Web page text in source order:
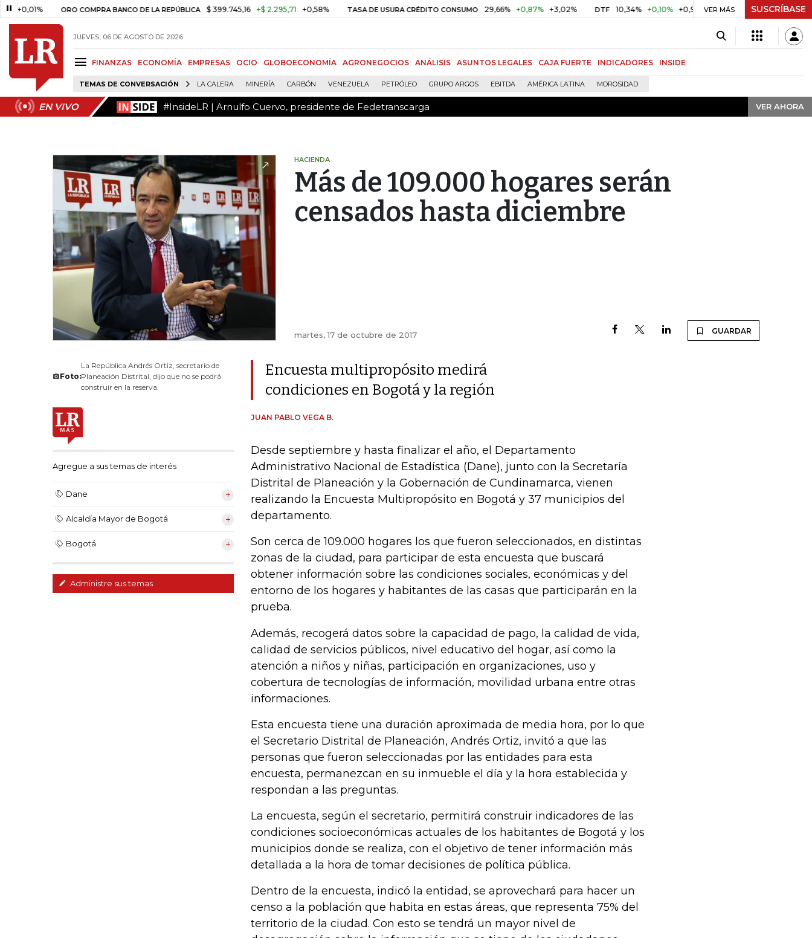
ORO COMPRA BANCO DE LA REPÚBLICA $ 399.745,16 +$ 2.295,71 +0,58% TASA DE USURA CRÉDITO CONSUMO 29,66% +0,87% +3,02% DTF 10,34% +0,10% +0,98% UVR $ 416,86 +$ 0,05
VER MÁS SUSCRÍBASE
JUEVES, 06 DE AGOSTO DE 2026
FINANZAS ECONOMÍA EMPRESAS OCIO GLOBOECONOMÍA AGRONEGOCIOS ANÁLISIS ASUNTOS LEGALES CAJA FUERTE INDICADORES INSIDE
TEMAS DE CONVERSACIÓN LA CALERA MINERÍA CARBÓN VENEZUELA PETRÓLEO GRUPO ARGOS EBITDA AMÉRICA LATINA MOROSIDAD
EN VIVO #InsideLR | Arnulfo Cuervo, presidente de Fedetranscarga VER AHORA
EN VIVO #InsideLR | Arnulfo Cuervo, presidente de Fedetranscarga VER AHORA
HACIENDA
Más de 109.000 hogares serán
censados hasta diciembre
martes, 17 de octubre de 2017 GUARDAR
Foto:
La República Andrés Ortiz, secretario de
Planeación Distrital, dijo que no se podrá
construir en la reserva.
Agregue a sus temas de interés
Dane
Alcaldía Mayor de Bogotá
Bogotá
Administre sus temas
Encuesta multipropósito medirá
condiciones en Bogotá y la región
JUAN PABLO VEGA B.
Desde septiembre y hasta finalizar el año, el Departamento
Administrativo Nacional de Estadística (Dane), junto con la Secretaría
Distrital de Planeación y la Gobernación de Cundinamarca, vienen
realizando la Encuesta Multipropósito en Bogotá y 37 municipios del
departamento.
Son cerca de 109.000 hogares los que fueron seleccionados, en distintas
zonas de la ciudad, para participar de esta encuesta que buscará
obtener información sobre las condiciones sociales, económicas y del
entorno de los hogares y habitantes de las casas que participarán en la
prueba.
Además, recogerá datos sobre la capacidad de pago, la calidad de vida,
calidad de servicios públicos, nivel educativo del hogar, así como la
atención a niños y niñas, participación en organizaciones, uso y
cobertura de tecnologías de información, movilidad urbana entre otras
informaciones.
Esta encuesta tiene una duración aproximada de media hora, por lo que
el Secretario Distrital de Planeación, Andrés Ortiz, invitó a que las
personas que fueron seleccionadas por las entidades para esta
encuesta, permanezcan en su inmueble el día y la hora establecida y
respondan a las preguntas.
La encuesta, según el secretario, permitirá construir indicadores de las
condiciones socioeconómicas actuales de los habitantes de Bogotá y los
municipios donde se realiza, con el objetivo de tener información más
detallada a la hora de tomar decisiones de política pública.
Dentro de la encuesta, indicó la entidad, se aprovechará para hacer un
censo a la población que habita en estas áreas, que representa 75% del
territorio de la ciudad. Con esto se tendrá un mayor nivel de